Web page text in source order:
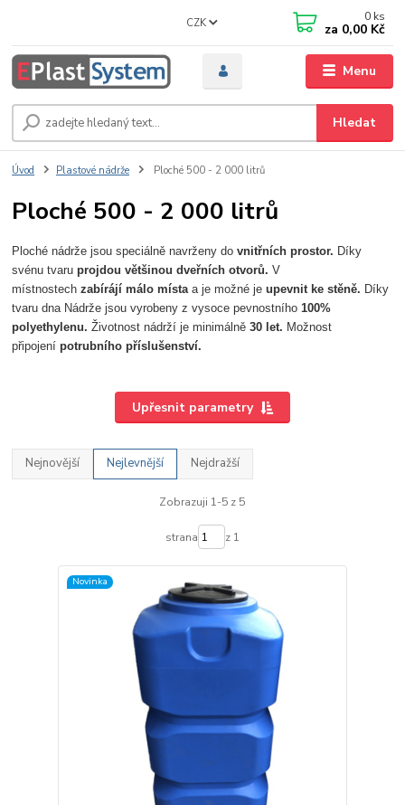
Menu
CZK
Hledat
0 ks
za 0,00 Kč
Úvod Plastové nádrže Ploché 500 - 2 000 litrů
Ploché 500 - 2 000 litrů
Ploché nádrže jsou speciálně navrženy dovnitřních prostor. Díky
svénu tvaruprojdou většinou dveřních otvorů.V
místnostechzabírájí málo místa a je možné jeupevnit ke stěně. Díky
tvaru dna Nádrže jsou vyrobeny z vysoce pevnostního 100%
polyethylenu.Životnost nádrží je minimálně30 let. Možnost
připojenípotrubního příslušenství.
Upřesnit parametry
Nejnovější Nejlevnější Nejdražší
Zobrazuji 1-5 z 5
strana z 1
Novinka